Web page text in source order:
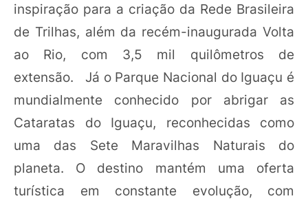
inspiração para a criação da Rede Brasileira
de Trilhas, além da recém-inaugurada Volta
ao Rio, com 3,5 mil quilômetros de
extensão. Já o Parque Nacional do Iguaçu é
mundialmente conhecido por abrigar as
Cataratas do Iguaçu, reconhecidas como
uma das Sete Maravilhas Naturais do
planeta. O destino mantém uma oferta
turística em constante evolução, com